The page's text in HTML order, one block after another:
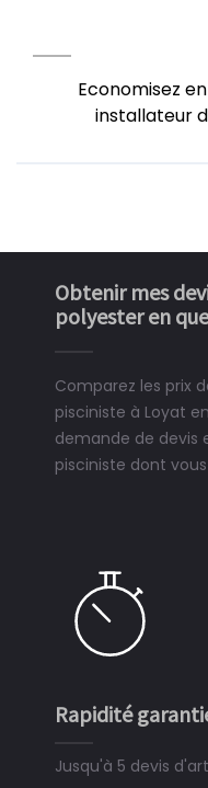
Economisez
installateur
Obtenir mes
polyester en
Comparez les prix
pisciniste à Loyat
demande de devis
pisciniste dont
Rapidité
Jusqu'à 5 devis